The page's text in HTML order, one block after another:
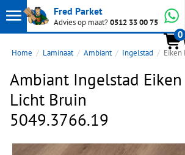
Toon
hoofdmenu
Fred Parket
Advies op maat?0512 33 00 75
0
Home Laminaat Ambiant Ingelstad Eiken
Ambiant Ingelstad Eiken
Licht Bruin
5049.3766.19